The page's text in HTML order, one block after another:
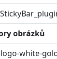
obrázků
white-